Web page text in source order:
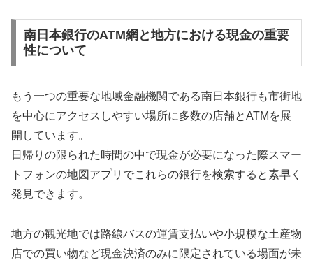
南日本銀行のATM網と地方における現金の重要
性について
もう一つの重要な地域金融機関である南日本銀行も市街地
を中心にアクセスしやすい場所に多数の店舗とATMを展
開しています。
日帰りの限られた時間の中で現金が必要になった際スマー
トフォンの地図アプリでこれらの銀行を検索すると素早く
発見できます。
地方の観光地では路線バスの運賃支払いや小規模な土産物
店での買い物など現金決済のみに限定されている場面が未